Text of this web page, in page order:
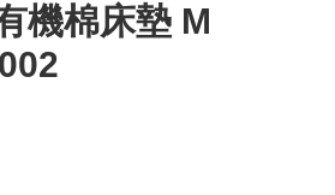
機棉床墊 M